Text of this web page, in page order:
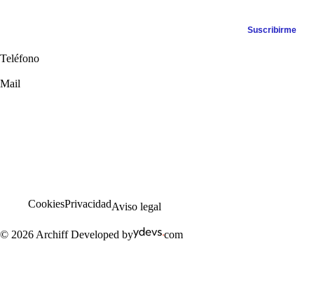
Teléfono
Mail
CookiesPrivacidadAviso legal
© 2026 Archiff Developed by com